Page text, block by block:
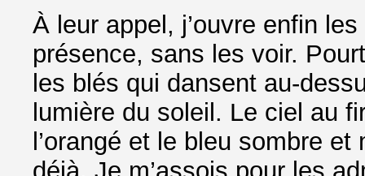
À leur appel, j’ouvre enfin
présence, sans les voir.
les blés qui dansent au-
lumière du soleil. Le ciel au
l’orangé et le bleu sombre